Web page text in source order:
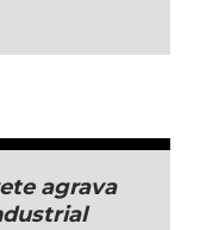
agrava